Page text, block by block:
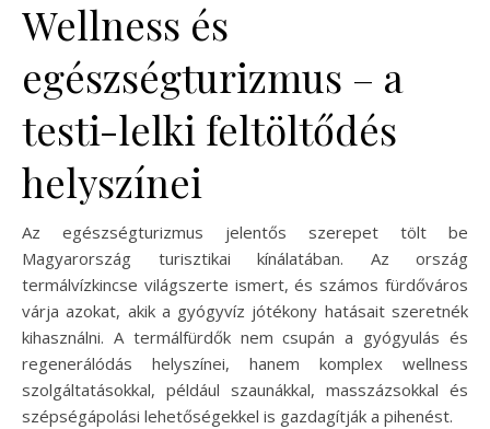
Wellness és
egészségturizmus – a
testi-lelki feltöltődés
helyszínei
Az egészségturizmus jelentős szerepet tölt be
Magyarország turisztikai kínálatában. Az ország
termálvízkincse világszerte ismert, és számos fürdőváros
várja azokat, akik a gyógyvíz jótékony hatásait szeretnék
kihasználni. A termálfürdők nem csupán a gyógyulás és
regenerálódás helyszínei, hanem komplex wellness
szolgáltatásokkal, például szaunákkal, masszázsokkal és
szépségápolási lehetőségekkel is gazdagítják a pihenést.